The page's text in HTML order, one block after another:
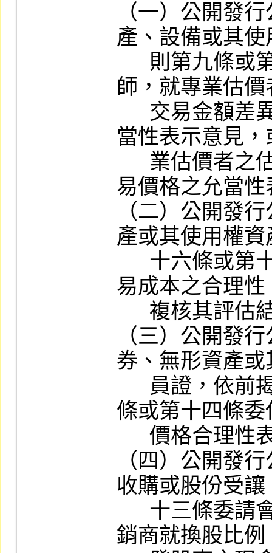
（一）公開發
產、設備或其
師，就專業估
當性表示意見
易價格之允當
（二）公開發
產或其使用權
易成本之合理
（三）公開發
券、無形資產
條或第十四條
（四）公開發
收購或股份受
銷商就換股比